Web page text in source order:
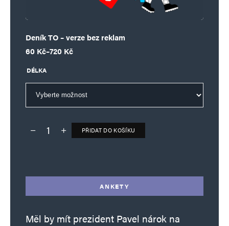
Deník TO – verze bez reklam
60 Kč–720 Kč
Rozpětí cen: 60 Kč až 720 Kč
DÉLKA
Deník TO – verze bez reklam množství
PŘIDAT DO KOŠÍKU
ANKETY
Měl by mít prezident Pavel nárok na